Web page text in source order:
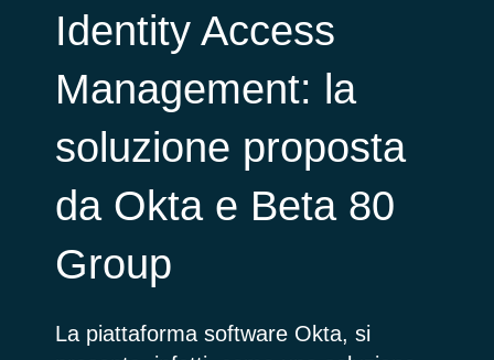
Identity Access
Management: la
soluzione proposta
da Okta e Beta 80
Group
La piattaforma software Okta, si